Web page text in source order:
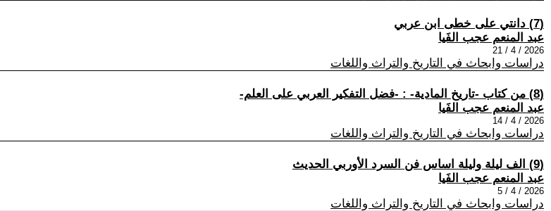
(7) دانتي على خطى ابن عربي
عبد المنعم عجب الفَيا
2026 / 4 / 21
دراسات وابحاث في التاريخ والتراث واللغات
(8) من كتاب -تاريخ المادية- : -فضل التفكير العربي على العلم-
عبد المنعم عجب الفَيا
2026 / 4 / 14
دراسات وابحاث في التاريخ والتراث واللغات
(9) الف ليلة وليلة اساس فن السرد الأوربي الحديث
عبد المنعم عجب الفَيا
2026 / 4 / 5
دراسات وابحاث في التاريخ والتراث واللغات